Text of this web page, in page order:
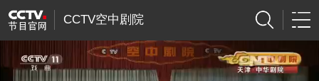
CCTV空中剧院